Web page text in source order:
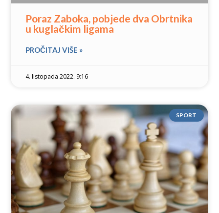
Poraz Zaboka, pobjede dva Obrtnika
u kuglačkim ligama
PROČITAJ VIŠE »
4. listopada 2022. 9:16
SPORT